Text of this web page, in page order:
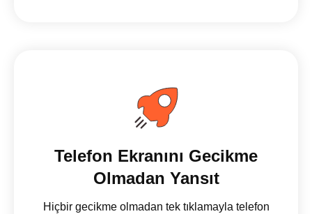
Telefon Ekranını Gecikme
Olmadan Yansıt
Hiçbir gecikme olmadan tek tıklamayla telefon